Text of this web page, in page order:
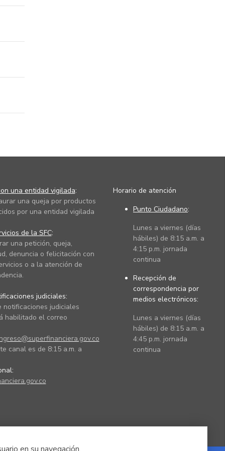
una entidad vigilada:
una queja por productos
por una entidad vigilada
de la SFC:
una petición, queja,
denuncia o felicitación con
o a la atención de
judiciales:
notificaciones judiciales
habilitado el correo
canal es de 8:15 a.m. a
Horario de atención
Punto Ciudadano:
Lunes a viernes (días
hábiles) de 8:15 a.m. a
4:15 p.m. jornada
continua
Recepción de
correspondencia por
medios electrónicos:
Lunes a viernes (días
hábiles) de 8:15 a.m. a
4:45 p.m. jornada
continua